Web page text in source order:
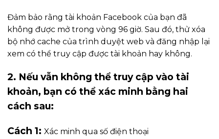
Đảm bảo rằng tài khoản Facebook của bạn đã
không được mở trong vòng 96 giờ. Sau đó, thử xóa
bộ nhớ cache của trình duyệt web và đăng nhập lại
xem có thể truy cập được tài khoản hay không.
2. Nếu vẫn không thể truy cập vào tài
khoản, bạn có thể xác minh bằng hai
cách sau:
Cách 1: Xác minh qua số điện thoại